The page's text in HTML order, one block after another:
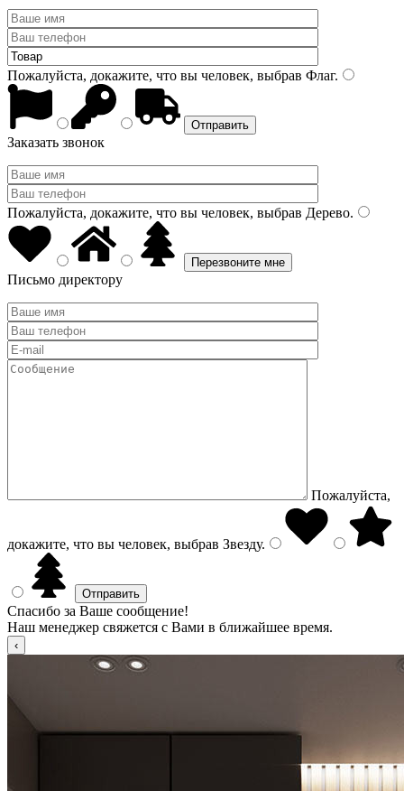
Пожалуйста, докажите, что вы человек, выбрав Флаг.
Заказать звонок
Пожалуйста, докажите, что вы человек, выбрав Дерево.
Письмо директору
Пожалуйста,
докажите, что вы человек, выбрав Звезду.
Спасибо за Ваше сообщение!
Наш менеджер свяжется с Вами в ближайшее время.